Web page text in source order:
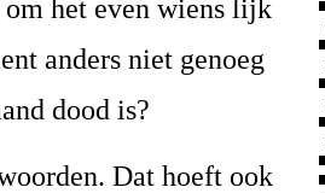
om het even wiens lijk
anders niet genoeg
dood is?
Dat hoeft ook